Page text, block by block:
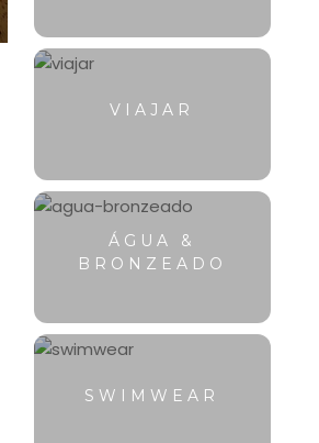
VIAJAR
ÁGUA &
BRONZEADO
SWIMWEAR